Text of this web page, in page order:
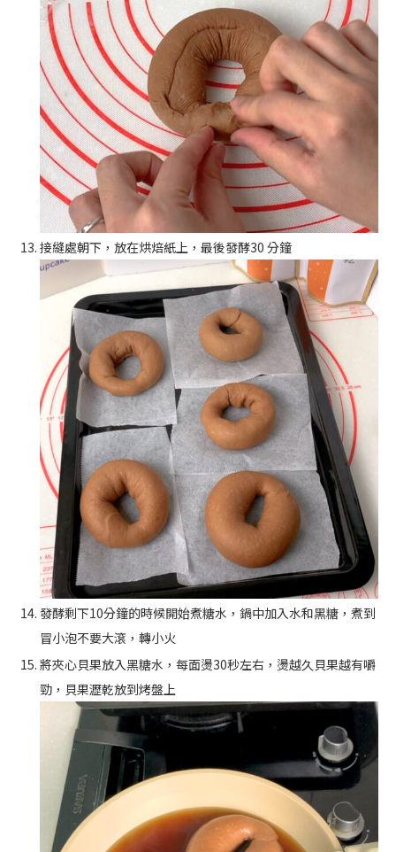
接縫處朝下，放在烘焙紙上，最後發酵30 分鐘
發酵剩下10分鐘的時候開始煮糖水，鍋中加入水和黑糖，煮到
冒小泡不要大滾，轉小火
將夾心貝果放入黑糖水，每面燙30秒左右，燙越久貝果越有嚼
勁，貝果瀝乾放到烤盤上